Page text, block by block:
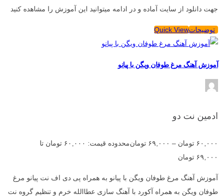
جهت دانلود از سایت آماده و در ادامه میتوانید این آموزش را مشاهده کنید
توضیحاتQuick View
آموزش آهنگ مرغ طوفان ویگن با پیانو
ادمین نت دو
۶۰,۰۰۰ تومان – ۶۹,۰۰۰ تومان
محدوده قیمت: ۶۰,۰۰۰ تومان تا
۶۹,۰۰۰ تومان
آموزش آهنگ مرغ طوفان ویگن با پیانو به همراه پی دی اف نت پیانو مرغ
طوفان ویگن به همراه آکورد با آهنگ سازی عطاالله خرم و تنظیم گروه نت